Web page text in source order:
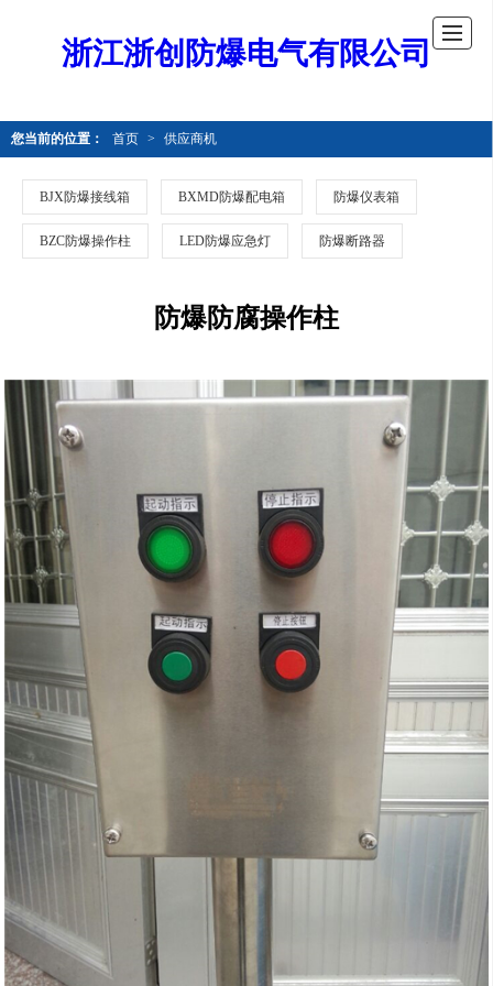
浙江浙创防爆电气有限公司
您当前的位置： 首页 > 供应商机
BJX防爆接线箱 BXMD防爆配电箱 防爆仪表箱
BZC防爆操作柱 LED防爆应急灯 防爆断路器
防爆防腐操作柱